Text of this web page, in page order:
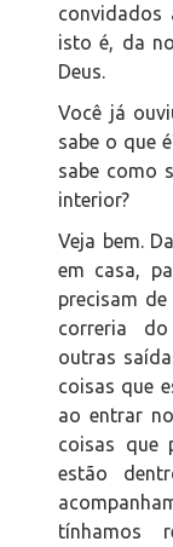
convidados
isto é, da
Deus.
Você já
sabe o que
sabe como
interior?
Veja bem.
em casa,
precisam
correria
outras
coisas que
ao entrar
coisas que
estão
tínhamos